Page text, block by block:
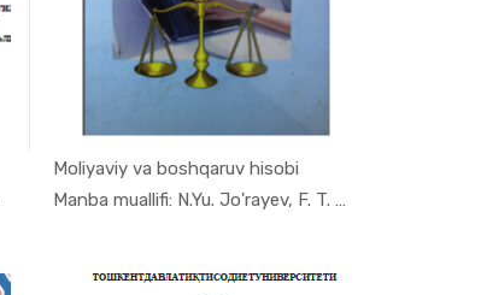
Moliyaviy va boshqaruv hisobi
Manba muallifi: N.Yu. Jo'rayev, F. T. Abd...
In Moliya,...